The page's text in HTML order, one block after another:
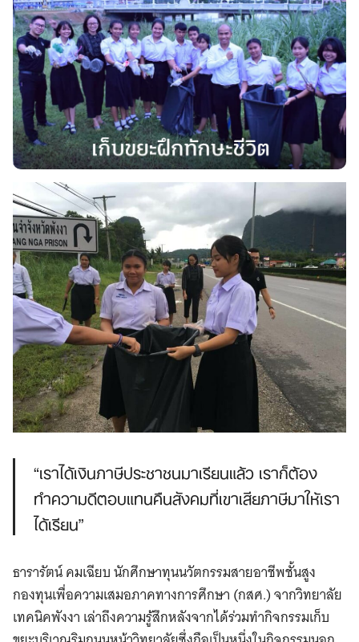
“เราได้เงินภาษีประชาชนมาเรียนแล้ว เราก็ต้อง
ทำความดีตอบแทนคืนสังคมที่เขาเสียภาษีมาให้เรา
ได้เรียน”
ธารารัตน์ คมเฉียบ นักศึกษาทุนนวัตกรรมสายอาชีพชั้นสูง
กองทุนเพื่อความเสมอภาคทางการศึกษา (กสศ.) จากวิทยาลัย
เทคนิคพังงา เล่าถึงความรู้สึกหลังจากได้ร่วมทำกิจกรรมเก็บ